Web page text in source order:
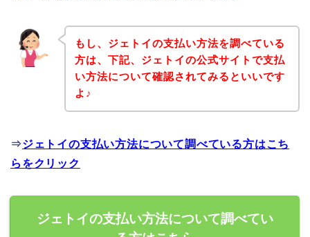
もし、ジェトイの支払い方法を調べている
方は、下記、ジェトイの公式サイトで支払
い方法について確認されてみるといいです
よ♪
⇒ジェトイの支払い方法について調べている方はこち
らをクリック
ジェトイの支払い方法について調べてい